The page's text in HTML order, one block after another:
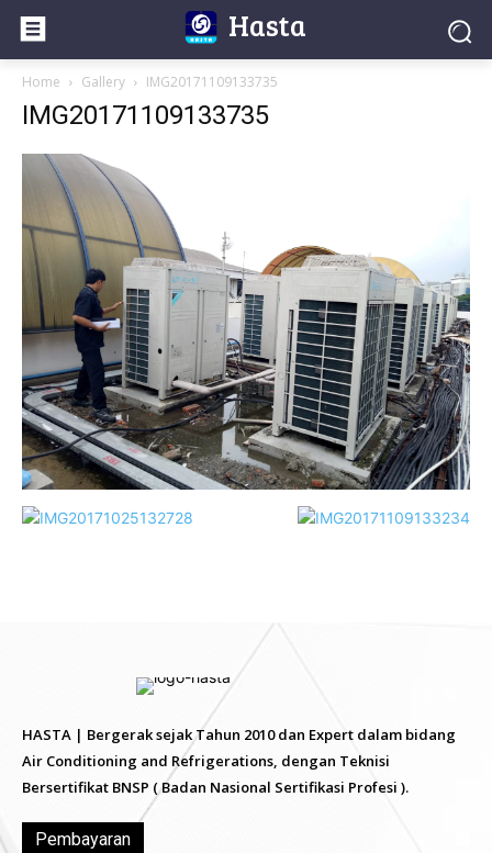
Hasta
Home Gallery IMG20171109133735
IMG20171109133735
HASTA | Bergerak sejak Tahun 2010 dan Expert dalam bidang
Air Conditioning and Refrigerations, dengan Teknisi
Bersertifikat BNSP ( Badan Nasional Sertifikasi Profesi ).
Pembayaran